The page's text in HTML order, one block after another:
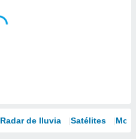
Radar de lluvia Satélites